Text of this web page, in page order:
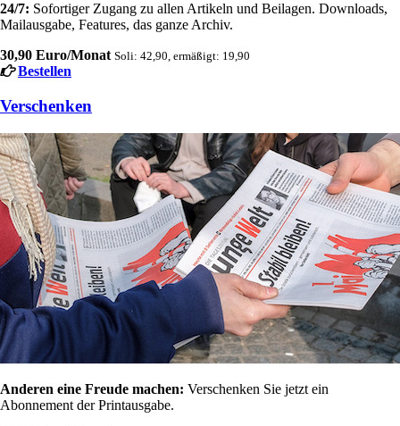
24/7: Sofortiger Zugang zu allen Artikeln und Beilagen. Downloads,
Mailausgabe, Features, das ganze Archiv.
30,90 Euro/Monat Soli: 42,90, ermäßigt: 19,90
Bestellen
Verschenken
Anderen eine Freude machen: Verschenken Sie jetzt ein
Abonnement der Printausgabe.